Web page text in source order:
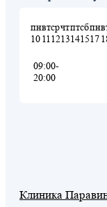
пн
10
вт
11
ср
12
чт
13
пт
14
сб
15
пн
17
09:00-
20:00
Клиника